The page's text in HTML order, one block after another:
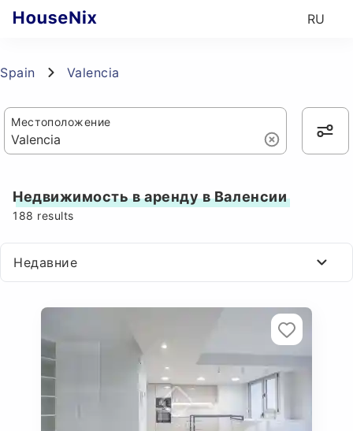
RU
Spain Valencia
Местоположение
Недвижимость в аренду в Валенсии
188 results
Недавние